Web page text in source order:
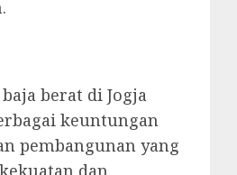
berat di Jogja
keuntungan
pembangunan yang
dan